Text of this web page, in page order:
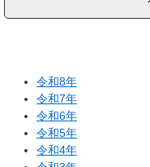
令和8年
令和7年
令和6年
令和5年
令和4年